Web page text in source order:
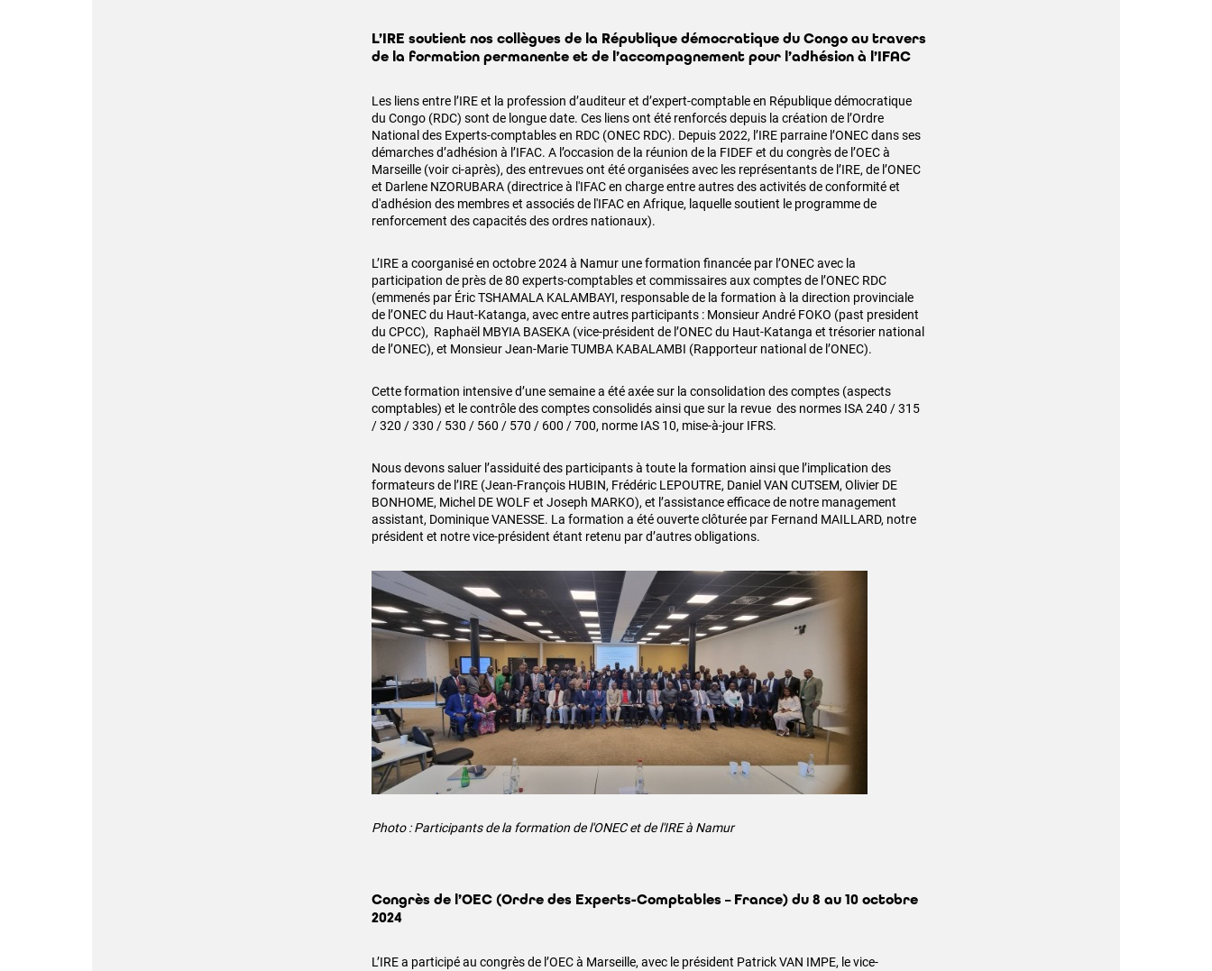
L’IRE soutient nos collègues de la République démocratique du Congo au travers
de la formation permanente et de l’accompagnement pour l’adhésion à l’IFAC
Les liens entre l’IRE et la profession d’auditeur et d’expert-comptable en République démocratique
du Congo (RDC) sont de longue date. Ces liens ont été renforcés depuis la création de l’Ordre
National des Experts-comptables en RDC (ONEC RDC). Depuis 2022, l’IRE parraine l’ONEC dans ses
démarches d’adhésion à l’IFAC. A l’occasion de la réunion de la FIDEF et du congrès de l’OEC à
Marseille (voir ci-après), des entrevues ont été organisées avec les représentants de l’IRE, de l’ONEC
et Darlene NZORUBARA (directrice à l'IFAC en charge entre autres des activités de conformité et
d'adhésion des membres et associés de l'IFAC en Afrique, laquelle soutient le programme de
renforcement des capacités des ordres nationaux).
L’IRE a coorganisé en octobre 2024 à Namur une formation financée par l’ONEC avec la
participation de près de 80 experts-comptables et commissaires aux comptes de l’ONEC RDC
(emmenés par Éric TSHAMALA KALAMBAYI, responsable de la formation à la direction provinciale
de l’ONEC du Haut-Katanga, avec entre autres participants : Monsieur André FOKO (past president
du CPCC), Raphaël MBYIA BASEKA (vice-président de l’ONEC du Haut-Katanga et trésorier national
de l’ONEC), et Monsieur Jean-Marie TUMBA KABALAMBI (Rapporteur national de l’ONEC).
Cette formation intensive d’une semaine a été axée sur la consolidation des comptes (aspects
comptables) et le contrôle des comptes consolidés ainsi que sur la revue des normes ISA 240 / 315
/ 320 / 330 / 530 / 560 / 570 / 600 / 700, norme IAS 10, mise-à-jour IFRS.
Nous devons saluer l’assiduité des participants à toute la formation ainsi que l’implication des
formateurs de l’IRE (Jean-François HUBIN, Frédéric LEPOUTRE, Daniel VAN CUTSEM, Olivier DE
BONHOME, Michel DE WOLF et Joseph MARKO), et l’assistance efficace de notre management
assistant, Dominique VANESSE. La formation a été ouverte clôturée par Fernand MAILLARD, notre
président et notre vice-président étant retenu par d’autres obligations.
Photo : Participants de la formation de l'ONEC et de l'IRE à Namur
Congrès de l’OEC (Ordre des Experts-Comptables – France) du 8 au 10 octobre
2024
L’IRE a participé au congrès de l’OEC à Marseille, avec le président Patrick VAN IMPE, le vice-